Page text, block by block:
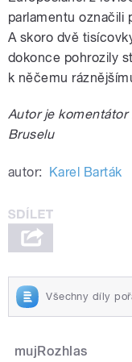
parlamentu označili
A skoro dvě
dokonce pohrozily
k něčemu
Autor je komentátor
Bruselu
autor: Karel Barták
Všechny díly
mujRozhlas